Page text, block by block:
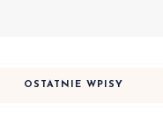
OSTATNIE WPISY